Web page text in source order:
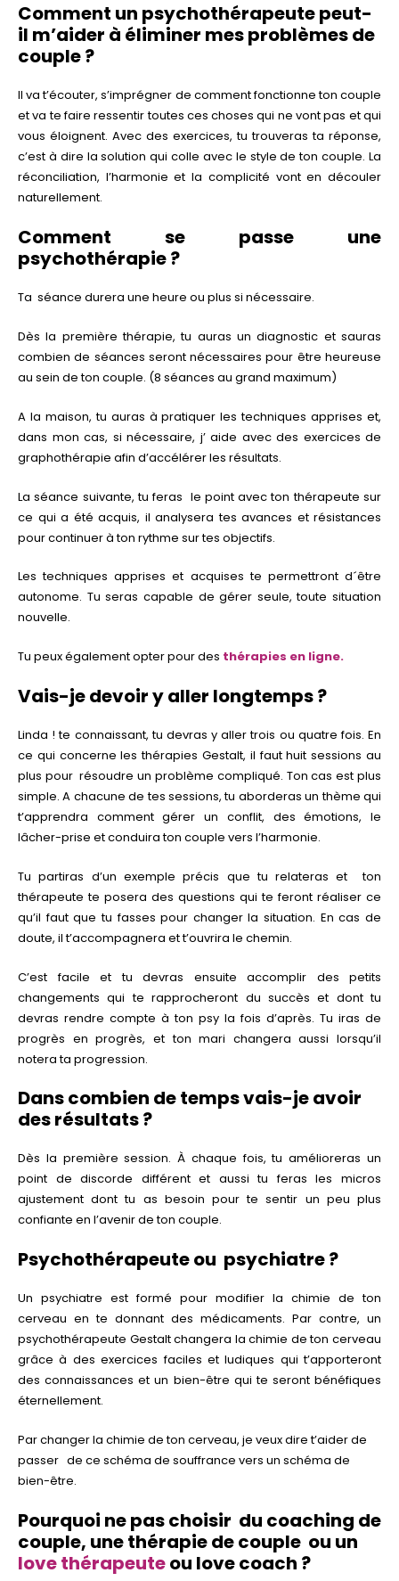
Comment un psychothérapeute peut-
il m’aider à éliminer mes problèmes de
couple ?
Il va t’écouter, s’imprégner de comment fonctionne ton couple
et va te faire ressentir toutes ces choses qui ne vont pas et qui
vous éloignent. Avec des exercices, tu trouveras ta réponse,
c’est à dire la solution qui colle avec le style de ton couple. La
réconciliation, l’harmonie et la complicité vont en découler
naturellement.
Comment se passe une
psychothérapie ?
Ta séance durera une heure ou plus si nécessaire.
Dès la première thérapie, tu auras un diagnostic et sauras
combien de séances seront nécessaires pour être heureuse
au sein de ton couple. (8 séances au grand maximum)
A la maison, tu auras à pratiquer les techniques apprises et,
dans mon cas, si nécessaire, j’ aide avec des exercices de
graphothérapie afin d’accélérer les résultats.
La séance suivante, tu feras le point avec ton thérapeute sur
ce qui a été acquis, il analysera tes avances et résistances
pour continuer à ton rythme sur tes objectifs.
Les techniques apprises et acquises te permettront d´être
autonome. Tu seras capable de gérer seule, toute situation
nouvelle.
Tu peux également opter pour des thérapies en ligne.
Vais-je devoir y aller longtemps ?
Linda ! te connaissant, tu devras y aller trois ou quatre fois. En
ce qui concerne les thérapies Gestalt, il faut huit sessions au
plus pour résoudre un problème compliqué. Ton cas est plus
simple. A chacune de tes sessions, tu aborderas un thème qui
t’apprendra comment gérer un conflit, des émotions, le
lâcher-prise et conduira ton couple vers l’harmonie.
Tu partiras d’un exemple précis que tu relateras et
ton
thérapeute te posera des questions qui te feront réaliser ce
qu’il faut que tu fasses pour changer la situation. En cas de
doute, il t’accompagnera et t’ouvrira le chemin.
C’est facile et tu devras ensuite accomplir des petits
changements qui te rapprocheront du succès et dont tu
devras rendre compte à ton psy la fois d’après. Tu iras de
progrès en progrès, et ton mari changera aussi lorsqu’il
notera ta progression.
Dans combien de temps vais-je avoir
des résultats ?
Dès la première session. À chaque fois, tu amélioreras un
point de discorde différent et aussi tu feras les micros
ajustement dont tu as besoin pour te sentir un peu plus
confiante en l’avenir de ton couple.
Psychothérapeute ou psychiatre ?
Un psychiatre est formé pour modifier la chimie de ton
cerveau en te donnant des médicaments. Par contre, un
psychothérapeute Gestalt changera la chimie de ton cerveau
grâce à des exercices faciles et ludiques qui t’apporteront
des connaissances et un bien-être qui te seront bénéfiques
éternellement.
Par changer la chimie de ton cerveau, je veux dire t’aider de
passer de ce schéma de souffrance vers un schéma de
bien-être.
Pourquoi ne pas choisir du coaching de
couple, une thérapie de couple ou un
love thérapeuteou love coach ?